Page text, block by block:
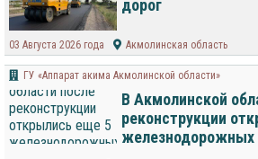
дорог
03 Августа 2026 года Акмолинская область
ГУ «Аппарат акима Акмолинской области»
В Акмолинской
реконструкции
железнодорожных